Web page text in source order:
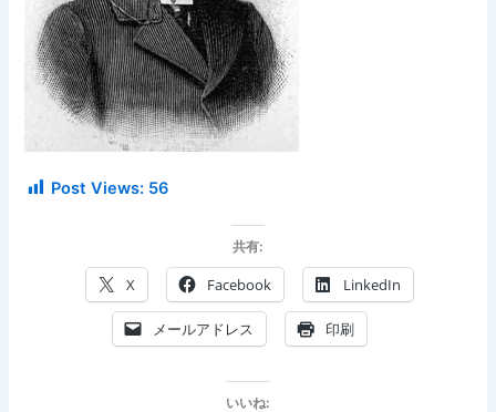
Post Views: 56
共有:
X Facebook LinkedIn
メールアドレス 印刷
いいね: